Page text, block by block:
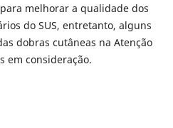
melhorar a qualidade dos
do SUS, entretanto, alguns
dobras cutâneas na Atenção
em consideração.